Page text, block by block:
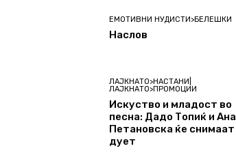
ЕМОТИВНИ НУДИСТИ>БЕЛЕШКИ
Наслов
ЛАЈКНАТО>НАСТАНИ|
ЛАЈКНАТО>ПРОМОЦИИ
Искуство и младост во
песна: Дадо Топиќ и Ана
Петановска ќе снимаат
дует